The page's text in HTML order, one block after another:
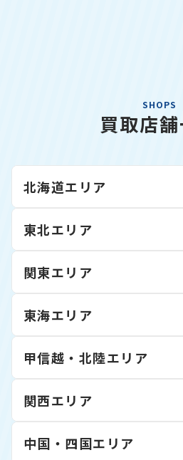
SHOPS
買取店
北海道エリア
東北エリア
関東エリア
東海エリア
甲信越・北陸エリア
関西エリア
中国・四国エリア